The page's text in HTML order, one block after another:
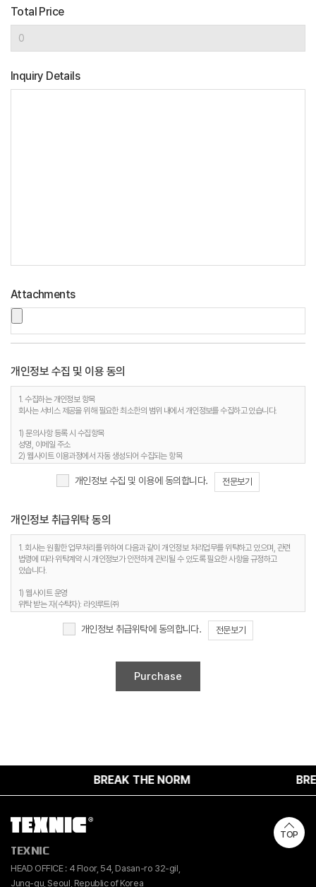
Total Price
Inquiry Details
Attachments
개인정보 수집 및 이용 동의
1. 수집하는 개인정보 항목
회사는 서비스 제공을 위해 필요한 최소한의 범위 내에서 개인정보를 수집하고 있습니다.
1) 문의사항 등록 시 수집항목
성명, 이메일 주소
2) 웹사이트 이용과정에서 자동 생성되어 수집되는 항목
2. 개인정보 수집 목적
1) 문의사항 등록 시 수집항목
사용자 식별, 사용자 문의 대응, 제안·불만·AS처리 등의 민원처리, 공지사항 전달
2) 웹사이트 이용과정에서 자동 생성되어 수집되는 항목
접속빈도 파악 및 서비스 이용 통계 수집 등 사용자 서비스 이용 분석을 통한 안정적 서비스 운영
및 품질 향상
3. 개인정보 보유기간
정보주체 개인정보는 원칙적으로 개인정보의 수집 및 이용목적이 달성되면 지체 없이
파기합니다. 단, 다음의 정보에 대해서는 아래의 이유로 명시한 기간 동안 보존합니다.
1) 문의사항 등록 시 수집항목
보유 이유 : 사용자 식별, 사용자 문의 대응, 민원처리, 공지사항 전달
2) 웹사이트 이용과정에서 자동 생성되어 수집되는 항목
보유 이유 : 접속빈도 파악 및 서비스 이용 통계 수집
개인정보 수집 및 이용에 동의합니다. 전문보기
개인정보 취급위탁 동의
1. 회사는 원활한 업무처리를 위하여 다음과 같이 개인정보 처리업무를 위탁하고 있으며, 관련
법령에 따라 위탁계약 시 개인정보가 안전하게 관리될 수 있도록 필요한 사항을 규정하고
있습니다.
1) 웹사이트 운영
위탁 받는 자(수탁자): 라잇루트㈜
개인정보 보유 및 이용기간 : 명시된 보유기간 및 이유 종료 시까지
정보주체는 위와 같은 개인정보의 취급위탁을 거부할 수 있습니다. 다만 이러한 개인정보의
취급위탁에 동의하지 않을 경우에는 회원가입 및 진행업무와 관련한 정상적인 서비스 제공이
개인정보 취급위탁에 동의합니다. 전문보기
BREAK THE NORM
TEXNIC
HEAD OFFICE : 4 Floor, 54, Dasan-ro 32-gil,
Jung-gu, Seoul, Republic of Korea
TOP